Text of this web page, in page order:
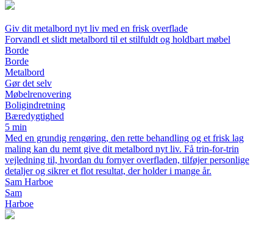
Giv dit metalbord nyt liv med en frisk overflade
Forvandl et slidt metalbord til et stilfuldt og holdbart møbel
Borde
Borde
Metalbord
Gør det selv
Møbelrenovering
Boligindretning
Bæredygtighed
5 min
Med en grundig rengøring, den rette behandling og et frisk lag
maling kan du nemt give dit metalbord nyt liv. Få trin-for-trin
vejledning til, hvordan du fornyer overfladen, tilføjer personlige
detaljer og sikrer et flot resultat, der holder i mange år.
Sam Harboe
Sam
Harboe